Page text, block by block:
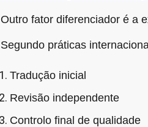
Outro fator diferenciador é a
Segundo práticas
Tradução inicial
Revisão independente
Controlo final de qualidade